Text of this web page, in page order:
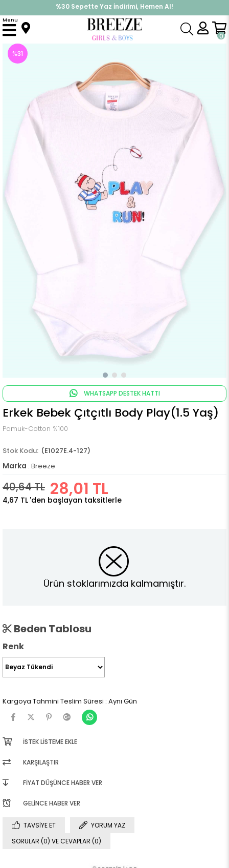
%30 Sepette Yaz İndirimi, Hemen Al!
İndirimlere ek %10 İndirimi Kap, Hemen Üye Ol!
0
Menu
Anasayfa Pijama & İç Giyim ERKEK Zıbın Erkek Bebek Çıtçıtlı Body Play(1.5 Yaş)
%31
WHATSAPP DESTEK HATTI
Erkek Bebek Çıtçıtlı Body Play(1.5 Yaş)
Pamuk-Cotton %100
(E1027E.4-127)
Marka : Breeze
40,64 TL 28,01 TL
4,67 TL 'den başlayan taksitlerle
Ürün stoklarımızda kalmamıştır.
Beden Tablosu
Renk
Kargoya Tahmini Teslim Süresi : Aynı Gün
İSTEK LISTEME EKLE
KARŞILAŞTIR
FIYAT DÜŞÜNCE HABER VER
GELINCE HABER VER
TAVSIYE ET
YORUM YAZ
SORULAR (0) VE CEVAPLAR (0)